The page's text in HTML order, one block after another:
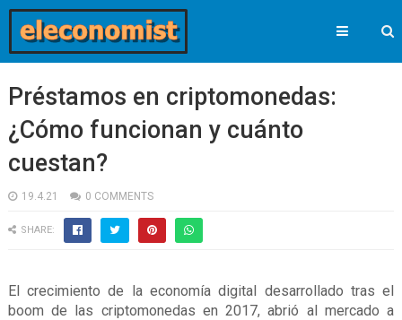
Préstamos en criptomonedas:
¿Cómo funcionan y cuánto
cuestan?
19.4.21 0 COMMENTS
SHARE:
El crecimiento de la economía digital desarrollado tras el
boom de las criptomonedas en 2017, abrió al mercado a